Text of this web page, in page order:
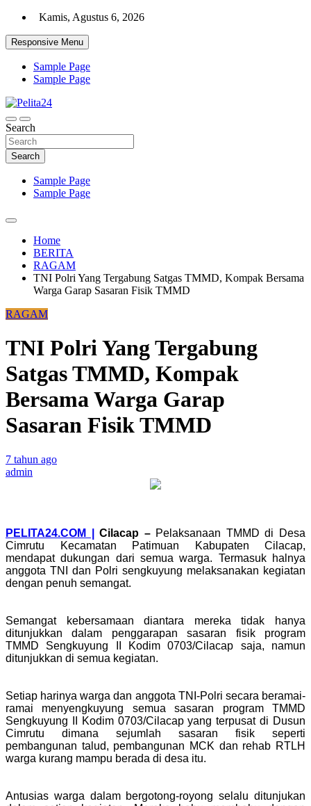
Skip
content
Kamis, Agustus 6, 2026
Responsive Menu
Sample Page
Sample Page
Pelita24
Aktual, Mendalam dan Terpercaya
Search
Search
Sample Page
Sample Page
Home
BERITA
RAGAM
TNI Polri Yang Tergabung Satgas TMMD, Kompak Bersama
Warga Garap Sasaran Fisik TMMD
RAGAM
TNI Polri Yang Tergabung
Satgas TMMD, Kompak
Bersama Warga Garap
Sasaran Fisik TMMD
7 tahun ago
admin
PELITA24.COM | Cilacap – Pelaksanaan TMMD di Desa
Cimrutu Kecamatan Patimuan Kabupaten Cilacap,
mendapat dukungan dari semua warga. Termasuk halnya
anggota TNI dan Polri sengkuyung melaksanakan kegiatan
dengan penuh semangat.
Semangat kebersamaan diantara mereka tidak hanya
ditunjukkan dalam penggarapan sasaran fisik program
TMMD Sengkuyung II Kodim 0703/Cilacap saja, namun
ditunjukkan di semua kegiatan.
Setiap harinya warga dan anggota TNI-Polri secara beramai-
ramai menyengkuyung semua sasaran program TMMD
Sengkuyung II Kodim 0703/Cilacap yang terpusat di Dusun
Cimrutu dimana sejumlah sasaran fisik seperti
pembangunan talud, pembangunan MCK dan rehab RTLH
warga kurang mampu berada di desa itu.
Antusias warga dalam bergotong-royong selalu ditunjukan